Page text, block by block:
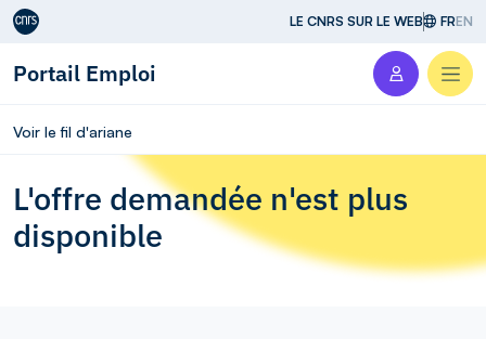
Aller au contenu LE CNRS SUR LE WEB FREN
Portail Emploi
Voir le fil d'ariane
L'offre demandée n'est plus
disponible